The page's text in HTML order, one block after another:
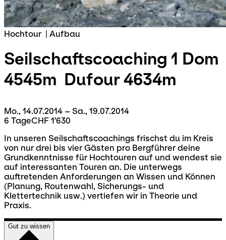
Hochtour | Aufbau
Seilschaftscoaching 1 Dom
4545m  Dufour 4634m
Mo., 14.07.2014 – Sa., 19.07.2014
6 TageCHF 1'630
In unseren Seilschaftscoachings frischst du im Kreis
von nur drei bis vier Gästen pro Bergführer deine
Grundkenntnisse für Hochtouren auf und wendest sie
auf interessanten Touren an. Die unterwegs
auftretenden Anforderungen an Wissen und Können
(Planung, Routenwahl, Sicherungs- und
Klettertechnik usw.) vertiefen wir in Theorie und
Praxis.
Gut zu wissen